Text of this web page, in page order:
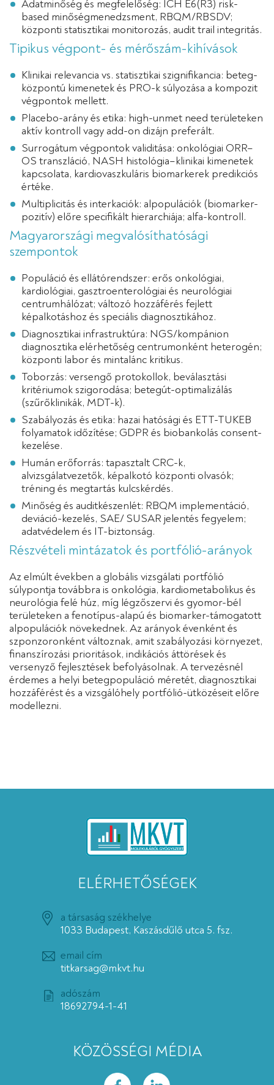
Adatminőség és megfelelőség: ICH E6(R3) risk-
based minőségmenedzsment, RBQM/RBSDV;
központi statisztikai monitorozás, audit trail integritás.
Tipikus végpont- és mérőszám-kihívások
Klinikai relevancia vs. statisztikai szignifikancia: beteg-
központú kimenetek és PRO-k súlyozása a kompozit
végpontok mellett.
Placebo-arány és etika: high-unmet need területeken
aktív kontroll vagy add-on dizájn preferált.
Surrogátum végpontok validitása: onkológiai ORR–
OS transzláció, NASH histológia–klinikai kimenetek
kapcsolata, kardiovaszkuláris biomarkerek predikciós
értéke.
Multiplicitás és interkaciók: alpopulációk (biomarker-
pozitív) előre specifikált hierarchiája; alfa-kontroll.
Magyarországi megvalósíthatósági
szempontok
Populáció és ellátórendszer: erős onkológiai,
kardiológiai, gasztroenterológiai és neurológiai
centrumhálózat; változó hozzáférés fejlett
képalkotáshoz és speciális diagnosztikához.
Diagnosztikai infrastruktúra: NGS/kompánion
diagnosztika elérhetőség centrumonként heterogén;
központi labor és mintalánc kritikus.
Toborzás: versengő protokollok, beválasztási
kritériumok szigorodása; betegút-optimalizálás
(szűrőklinikák, MDT-k).
Szabályozás és etika: hazai hatósági és ETT-TUKEB
folyamatok időzítése; GDPR és biobankolás consent-
kezelése.
Humán erőforrás: tapasztalt CRC-k,
alvizsgálatvezetők, képalkotó központi olvasók;
tréning és megtartás kulcskérdés.
Minőség és auditkészenlét: RBQM implementáció,
deviáció-kezelés, SAE/ SUSAR jelentés fegyelem;
adatvédelem és IT-biztonság.
Részvételi mintázatok és portfólió-arányok
Az elmúlt években a globális vizsgálati portfólió
súlypontja továbbra is onkológia, kardiometabolikus és
neurológia felé húz, míg légzőszervi és gyomor-bél
területeken a fenotípus-alapú és biomarker-támogatott
alpopulációk növekednek. Az arányok évenként és
szponzoronként változnak, amit szabályozási környezet,
finanszírozási prioritások, indikációs áttörések és
versenyző fejlesztések befolyásolnak. A tervezésnél
érdemes a helyi betegpopuláció méretét, diagnosztikai
hozzáférést és a vizsgálóhely portfólió-ütközéseit előre
modellezni.
ELÉRHETŐSÉGEK
a társaság székhelye
1033 Budapest, Kaszásdűlő utca 5. fsz.
email cím
titkarsag@mkvt.hu
adószám
18692794-1-41
KÖZÖSSÉGI MÉDIA